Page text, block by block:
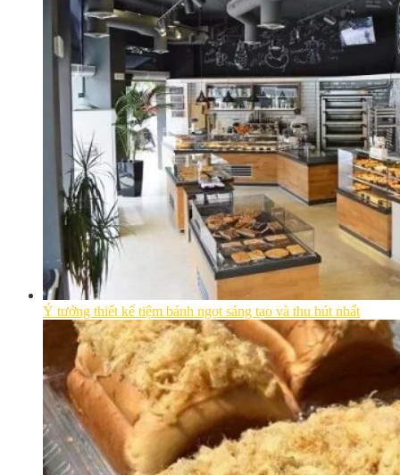
Ý tưởng thiết kế tiệm bánh ngọt sáng tạo và thu hút nhất